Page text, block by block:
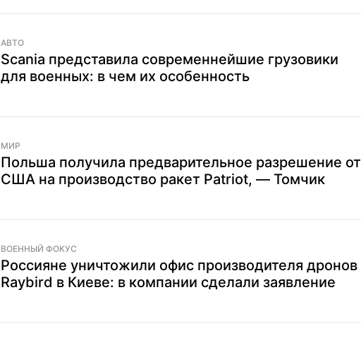
АВТО
Scania представила современнейшие грузовики
для военных: в чем их особенность
МИР
Польша получила предварительное разрешение от
США на производство ракет Patriot, — Томчик
ВОЕННЫЙ ФОКУС
Россияне уничтожили офис производителя дронов
Raybird в Киеве: в компании сделали заявление